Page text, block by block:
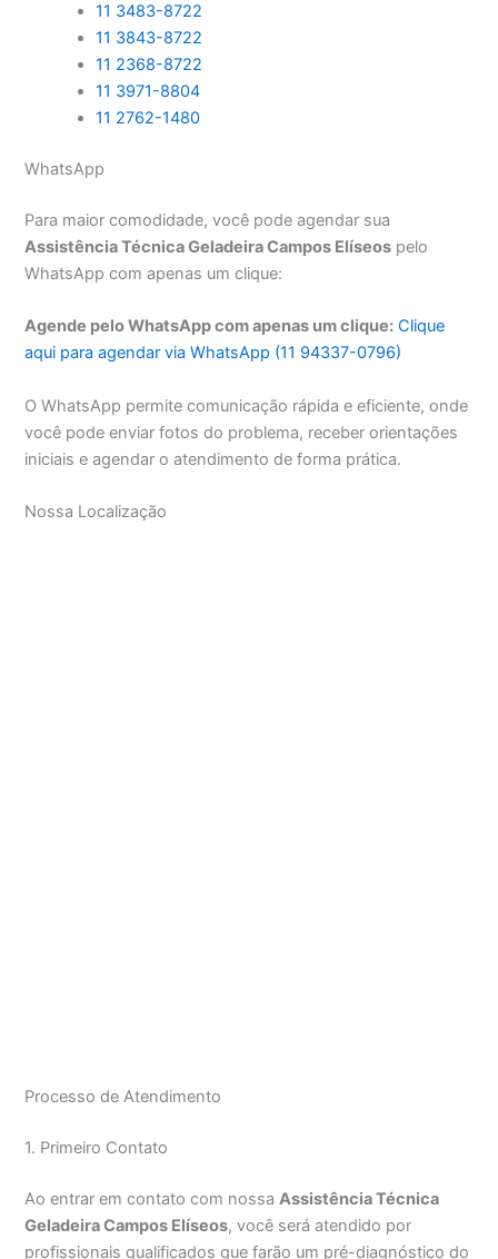
11 3483-8722
11 3843-8722
11 2368-8722
11 3971-8804
11 2762-1480
WhatsApp
Para maior comodidade, você pode agendar sua
Assistência Técnica Geladeira Campos Elíseos pelo
WhatsApp com apenas um clique:
Agende pelo WhatsApp com apenas um clique: Clique
aqui para agendar via WhatsApp (11 94337-0796)
O WhatsApp permite comunicação rápida e eficiente, onde
você pode enviar fotos do problema, receber orientações
iniciais e agendar o atendimento de forma prática.
Nossa Localização
Processo de Atendimento
1. Primeiro Contato
Ao entrar em contato com nossaAssistência Técnica
Geladeira Campos Elíseos, você será atendido por
profissionais qualificados que farão um pré-diagnóstico do